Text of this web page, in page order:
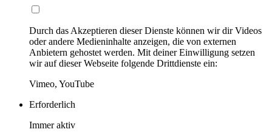
Durch das Akzeptieren dieser Dienste können wir dir Videos
oder andere Medieninhalte anzeigen, die von externen
Anbietern gehostet werden. Mit deiner Einwilligung setzen
wir auf dieser Webseite folgende Drittdienste ein:
Vimeo, YouTube
Erforderlich
Immer aktiv